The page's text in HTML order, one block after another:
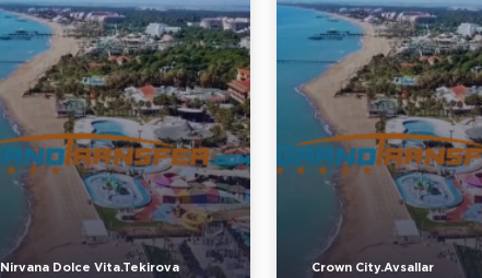
Nirvana Dolce Vita.Tekirova Crown City.Avsallar